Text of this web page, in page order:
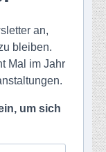
an,
bleiben.
Mal im Jahr
um sich